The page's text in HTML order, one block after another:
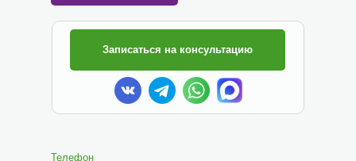
Записаться на консультацию
Телефон